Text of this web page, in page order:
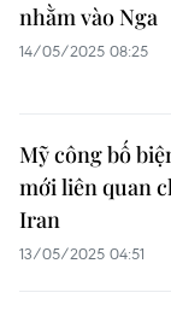
nhằm vào Nga
14/05/2025 08:25
Mỹ công bố
mới liên quan
Iran
13/05/2025 04:51